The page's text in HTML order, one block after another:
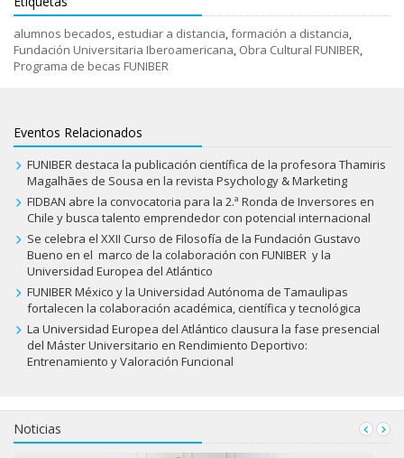
alumnos becados, estudiar a distancia,formación a distancia,
Fundación Universitaria Iberoamericana, Obra Cultural FUNIBER,
Programa de becas FUNIBER
Eventos Relacionados
FUNIBER destaca la publicación científica de la profesora Thamiris
Magalhães de Sousa en la revista Psychology & Marketing
FIDBAN abre la convocatoria para la 2.ª Ronda de Inversores en
Chile y busca talento emprendedor con potencial internacional
Se celebra el XXII Curso de Filosofía de la Fundación Gustavo
Bueno en el marco de la colaboración con FUNIBER y la
Universidad Europea del Atlántico
FUNIBER México y la Universidad Autónoma de Tamaulipas
fortalecen la colaboración académica, científica y tecnológica
La Universidad Europea del Atlántico clausura la fase presencial
del Máster Universitario en Rendimiento Deportivo:
Entrenamiento y Valoración Funcional
Noticias